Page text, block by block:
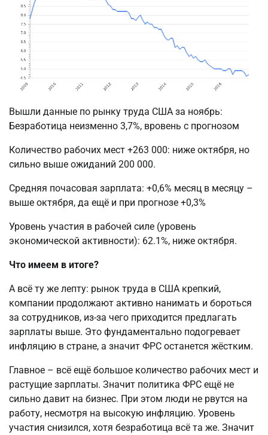
Вышли данные по рынку труда США за ноябрь:
Безработица неизменно 3,7%, вровень с прогнозом
Количество рабочих мест +263 000: ниже октября, но
сильно выше ожиданий 200 000.
Средняя почасовая зарплата: +0,6% месяц в месяцу –
выше октября, да ещё и при прогнозе +0,3%
Уровень участия в рабочей силе (уровень
экономической активности): 62.1%, ниже октября.
Что имеем в итоге?
А всё ту же лепту: рынок труда в США крепкий,
компании продолжают активно нанимать и бороться
за сотрудников, из-за чего приходится предлагать
зарплаты выше. Это фундаментально подогревает
инфляцию в стране, а значит ФРС останется жёстким.
Главное – всё ещё большое количество рабочих мест и
растущие зарплаты. Значит политика ФРС ещё не
сильно давит на бизнес. При этом люди не рвутся на
работу, несмотря на высокую инфляцию. Уровень
участия снизился, хотя безработица всё та же. Значит